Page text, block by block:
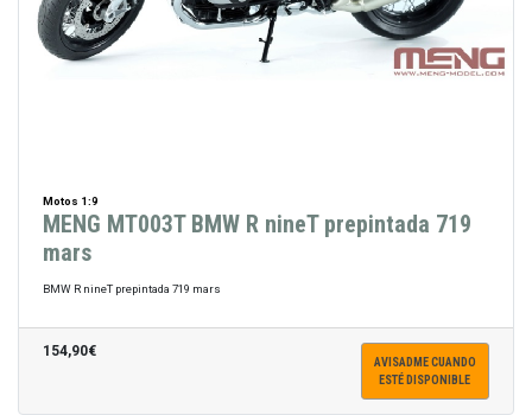
Motos 1:9
MENG MT003T BMW R nineT prepintada 719
mars
BMW R nineT prepintada 719 mars
154,90€
AVISADME CUANDO
ESTÉ DISPONIBLE